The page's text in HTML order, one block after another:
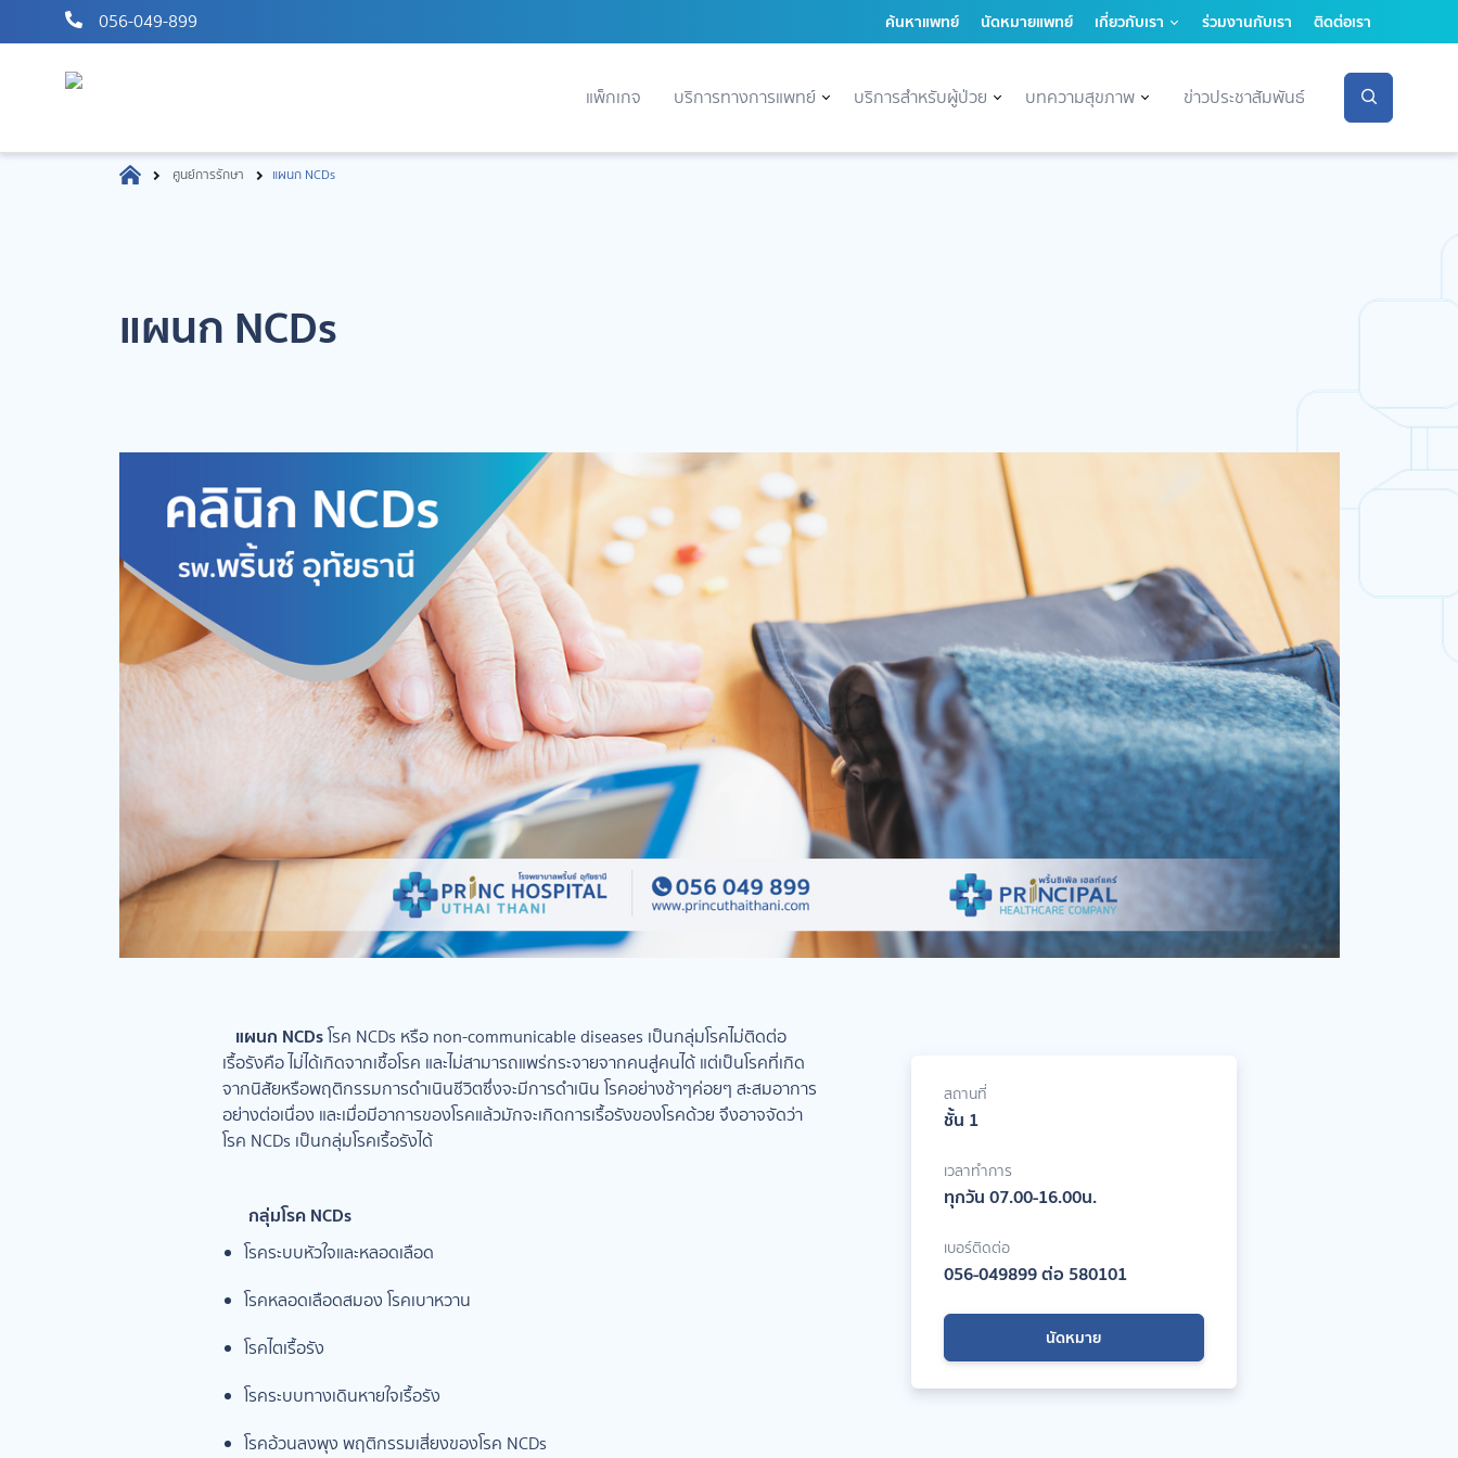
056-049-899 ค้นหาแพทย์ นัดหมายแพทย์ เกี่ยวกับเรา ร่วมงานกับเรา ติดต่อเรา
แพ็กเกจ บริการทางการแพทย์ บริการสำหรับผู้ป่วย บทความสุขภาพ ข่าวประชาสัมพันธ์
ศูนย์การรักษา แผนก NCDs
แผนก NCDs
แผนก NCDsโรค NCDs หรือ non-communicable diseases เป็นกลุ่มโรคไม่ติดต่อ
เรื้อรังคือ ไม่ได้เกิดจากเชื้อโรค และไม่สามารถแพร่กระจายจากคนสู่คนได้ แต่เป็นโรคที่เกิด
จากนิสัยหรือพฤติกรรมการดำเนินชีวิตซึ่งจะมีการดำเนิน โรคอย่างช้าๆค่อยๆ สะสมอาการ
อย่างต่อเนื่อง และเมื่อมีอาการของโรคแล้วมักจะเกิดการเรื้อรังของโรคด้วย จึงอาจจัดว่า
โรค NCDs เป็นกลุ่มโรคเรื้อรังได้
กลุ่มโรค NCDs
โรคระบบหัวใจและหลอดเลือด
โรคหลอดเลือดสมอง โรคเบาหวาน
โรคไตเรื้อรัง
โรคระบบทางเดินหายใจเรื้อรัง
โรคอ้วนลงพุง พฤติกรรมเสี่ยงของโรค NCDs
สถานที่
ชั้น 1
เวลาทำการ
ทุกวัน 07.00-16.00น.
เบอร์ติดต่อ
056-049899 ต่อ 580101
นัดหมาย